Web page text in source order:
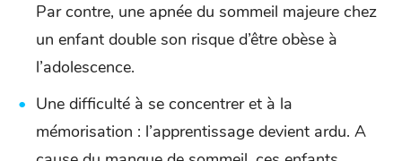
Par contre, une apnée du sommeil majeure chez
un enfant double son risque d’être obèse à
l’adolescence.
Une difficulté à se concentrer et à la
mémorisation : l’apprentissage devient ardu. A